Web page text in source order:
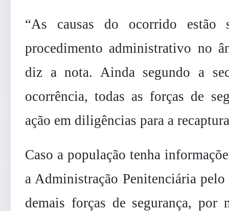
“As causas do ocorrido estão
procedimento administrativo no
diz a nota. Ainda segundo a
ocorrência, todas as forças de
ação em diligências para a
Caso a população tenha
a Administração Penitenciária
demais forças de segurança,